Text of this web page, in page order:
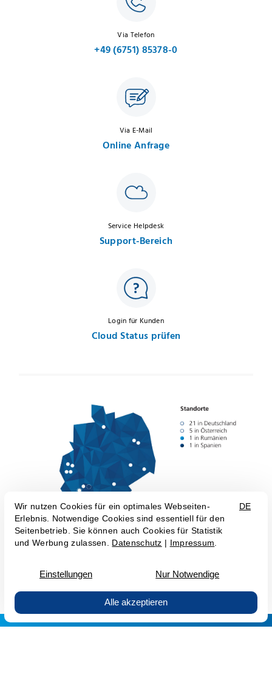
Via Telefon
+49 (6751) 85378-0
Via E-Mail
Online Anfrage
Service Helpdesk
Support-Bereich
Login für Kunden
Cloud Status prüfen